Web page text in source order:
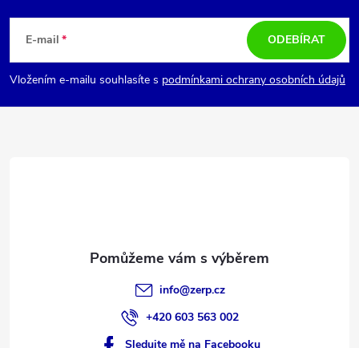
u
p
a
E-mail
Vložením e-mailu souhlasíte s podmínkami ochrany osobních údajů
ODEBÍRAT
info@zerp.cz
+420 603 563 002
Sledujte mě na Facebooku